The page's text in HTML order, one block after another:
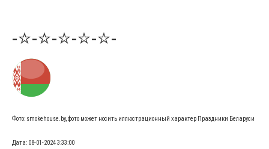
-⭐-⭐-⭐-⭐-⭐-
Фото: smokehouse.by, фото может носить иллюстрационный характер Праздники Беларуси
Дата: 08-01-2024 3:33:00